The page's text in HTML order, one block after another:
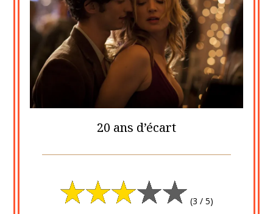
20 ans d’écart
3
septembre
(3 / 5)